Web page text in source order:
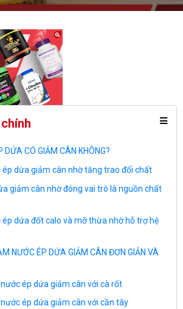
DỨA CÓ GIẢM CÂN KHÔNG?
ép dứa giảm cân nhờ tăng trao đổi chất
giảm cân nhờ đóng vai trò là nguồn chất
ép dứa đốt calo và mỡ thừa nhờ hỗ trợ hệ
NƯỚC ÉP DỨA GIẢM CÂN ĐƠN GIẢN VÀ
ép dứa giảm cân với cà rốt
ép dứa giảm cân với cần tây